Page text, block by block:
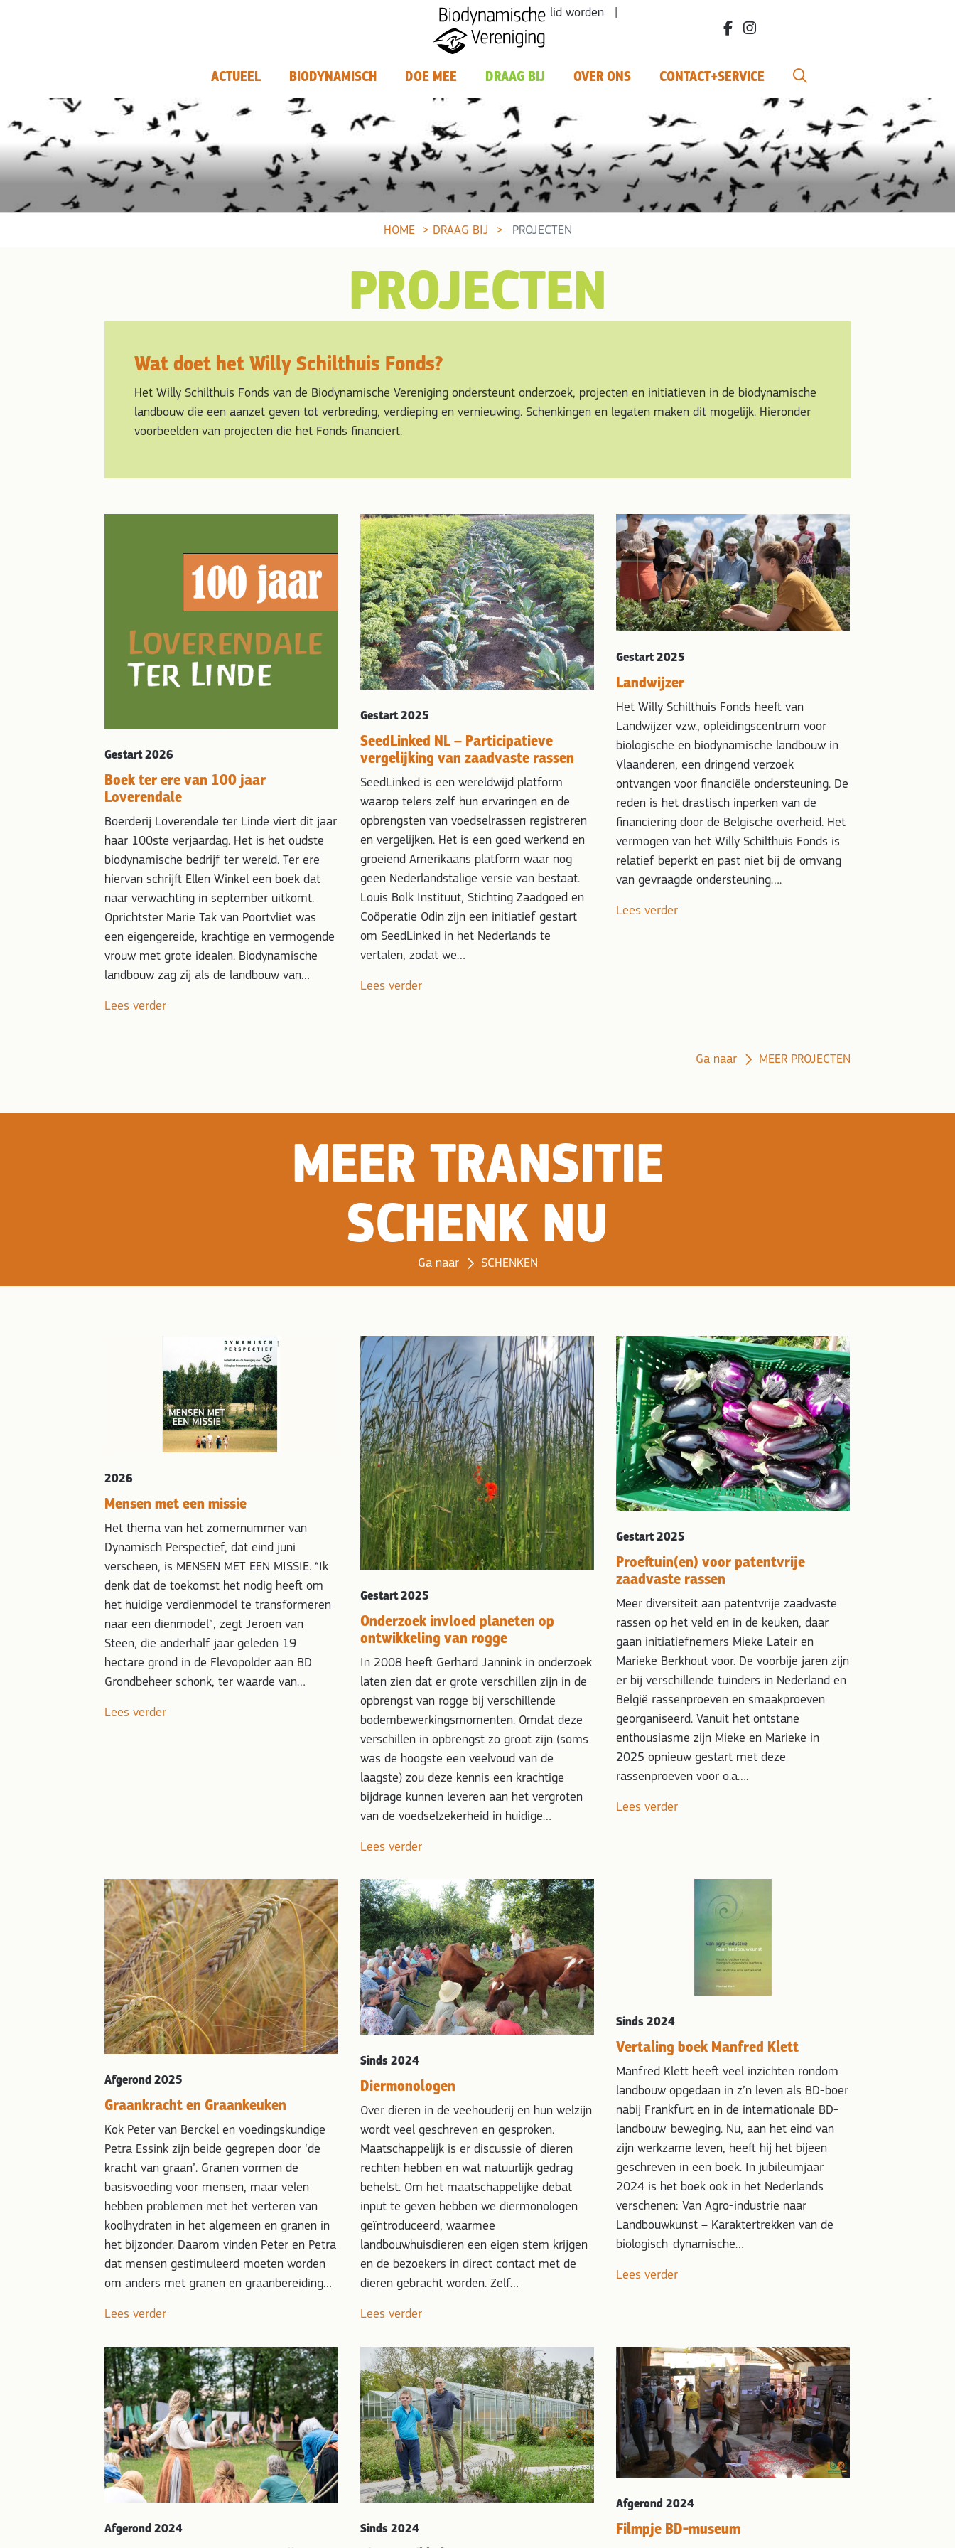
lid worden |
facebook.com/bdvereniging/
instagram.com/leefbiodynamisch/
ACTUEEL BIODYNAMISCH DOE MEE DRAAG BIJ OVER ONS CONTACT+SERVICE
HOME DRAAG BIJ PROJECTEN
PROJECTEN
Wat doet het Willy Schilthuis Fonds?
Het Willy Schilthuis Fonds van de Biodynamische Vereniging ondersteunt onderzoek, projecten en initiatieven in de biodynamische
landbouw die een aanzet geven tot verbreding, verdieping en vernieuwing. Schenkingen en legaten maken dit mogelijk. Hieronder
voorbeelden van projecten die het Fonds financiert.
Gestart 2026
Boek ter ere van 100 jaar
Loverendale
Boerderij Loverendale ter Linde viert dit jaar
haar 100ste verjaardag. Het is het oudste
biodynamische bedrijf ter wereld. Ter ere
hiervan schrijft Ellen Winkel een boek dat
naar verwachting in september uitkomt.
Oprichtster Marie Tak van Poortvliet was
een eigengereide, krachtige en vermogende
vrouw met grote idealen. Biodynamische
landbouw zag zij als de landbouw van…
Lees verder
Gestart 2025
SeedLinked NL – Participatieve
vergelijking van zaadvaste rassen
SeedLinked is een wereldwijd platform
waarop telers zelf hun ervaringen en de
opbrengsten van voedselrassen registreren
en vergelijken. Het is een goed werkend en
groeiend Amerikaans platform waar nog
geen Nederlandstalige versie van bestaat.
Louis Bolk Instituut, Stichting Zaadgoed en
Coöperatie Odin zijn een initiatief gestart
om SeedLinked in het Nederlands te
vertalen, zodat we…
Lees verder
Gestart 2025
Landwijzer
Het Willy Schilthuis Fonds heeft van
Landwijzer vzw., opleidingscentrum voor
biologische en biodynamische landbouw in
Vlaanderen, een dringend verzoek
ontvangen voor financiële ondersteuning. De
reden is het drastisch inperken van de
financiering door de Belgische overheid. Het
vermogen van het Willy Schilthuis Fonds is
relatief beperkt en past niet bij de omvang
van gevraagde ondersteuning….
Lees verder
Ga naar MEER PROJECTEN
MEER DAADKRACHT
SCHENK NU
Ga naar SCHENKEN
2026
Mensen met een missie
Het thema van het zomernummer van
Dynamisch Perspectief, dat eind juni
verscheen, is MENSEN MET EEN MISSIE. “Ik
denk dat de toekomst het nodig heeft om
het huidige verdienmodel te transformeren
naar een dienmodel”, zegt Jeroen van
Steen, die anderhalf jaar geleden 19
hectare grond in de Flevopolder aan BD
Grondbeheer schonk, ter waarde van…
Lees verder
Gestart 2025
Onderzoek invloed planeten op
ontwikkeling van rogge
In 2008 heeft Gerhard Jannink in onderzoek
laten zien dat er grote verschillen zijn in de
opbrengst van rogge bij verschillende
bodembewerkingsmomenten. Omdat deze
verschillen in opbrengst zo groot zijn (soms
was de hoogste een veelvoud van de
laagste) zou deze kennis een krachtige
bijdrage kunnen leveren aan het vergroten
van de voedselzekerheid in huidige…
Lees verder
Gestart 2025
Proeftuin(en) voor patentvrije
zaadvaste rassen
Meer diversiteit aan patentvrije zaadvaste
rassen op het veld en in de keuken, daar
gaan initiatiefnemers Mieke Lateir en
Marieke Berkhout voor. De voorbije jaren zijn
er bij verschillende tuinders in Nederland en
België rassenproeven en smaakproeven
georganiseerd. Vanuit het ontstane
enthousiasme zijn Mieke en Marieke in
2025 opnieuw gestart met deze
rassenproeven voor o.a….
Lees verder
Afgerond 2025
Graankracht en Graankeuken
Kok Peter van Berckel en voedingskundige
Petra Essink zijn beide gegrepen door ‘de
kracht van graan’. Granen vormen de
basisvoeding voor mensen, maar velen
hebben problemen met het verteren van
koolhydraten in het algemeen en granen in
het bijzonder. Daarom vinden Peter en Petra
dat mensen gestimuleerd moeten worden
om anders met granen en graanbereiding…
Lees verder
Sinds 2024
Diermonologen
Over dieren in de veehouderij en hun welzijn
wordt veel geschreven en gesproken.
Maatschappelijk is er discussie of dieren
rechten hebben en wat natuurlijk gedrag
behelst. Om het maatschappelijke debat
input te geven hebben we diermonologen
geïntroduceerd, waarmee
landbouwhuisdieren een eigen stem krijgen
en de bezoekers in direct contact met de
dieren gebracht worden. Zelf…
Lees verder
Sinds 2024
Vertaling boek Manfred Klett
Manfred Klett heeft veel inzichten rondom
landbouw opgedaan in z’n leven als BD-boer
nabij Frankfurt en in de internationale BD-
landbouw-beweging. Nu, aan het eind van
zijn werkzame leven, heeft hij het bijeen
geschreven in een boek. In jubileumjaar
2024 is het boek ook in het Nederlands
verschenen: Van Agro-industrie naar
Landbouwkunst – Karaktertrekken van de
biologisch-dynamische…
Lees verder
Afgerond 2024 Sinds 2024
Afgerond 2024
Filmpje BD-museum